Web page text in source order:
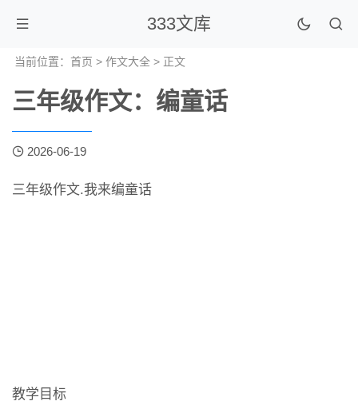
333文库
当前位置： 首页 > 作文大全 > 正文
三年级作文：编童话
2026-06-19
三年级作文.我来编童话
教学目标